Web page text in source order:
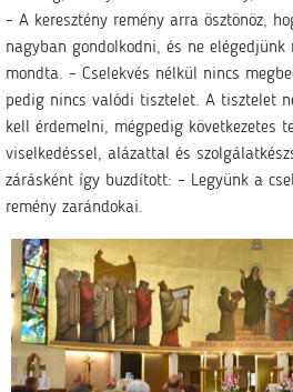
– A keresztény remény arra ösztönöz,
nagyban gondolkodni, és ne
mondta. – Cselekvés nélkül nincs
pedig nincs valódi tisztelet. A tisztelet
kell érdemelni, mégpedig következetes
viselkedéssel, alázattal és
zárásként így buzdított: – Legyünk a
remény zarándokai.